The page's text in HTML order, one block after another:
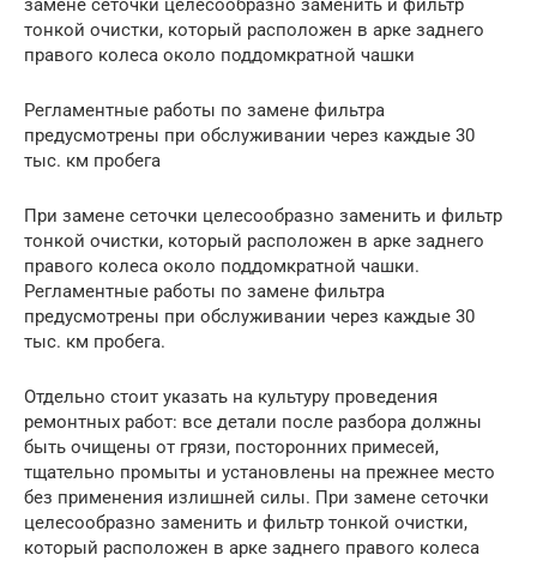
замене сеточки целесообразно заменить и фильтр
тонкой очистки, который расположен в арке заднего
правого колеса около поддомкратной чашки
Регламентные работы по замене фильтра
предусмотрены при обслуживании через каждые 30
тыс. км пробега
При замене сеточки целесообразно заменить и фильтр
тонкой очистки, который расположен в арке заднего
правого колеса около поддомкратной чашки.
Регламентные работы по замене фильтра
предусмотрены при обслуживании через каждые 30
тыс. км пробега.
Отдельно стоит указать на культуру проведения
ремонтных работ: все детали после разбора должны
быть очищены от грязи, посторонних примесей,
тщательно промыты и установлены на прежнее место
без применения излишней силы. При замене сеточки
целесообразно заменить и фильтр тонкой очистки,
который расположен в арке заднего правого колеса